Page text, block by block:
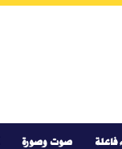
فاعلة صوت وصورة